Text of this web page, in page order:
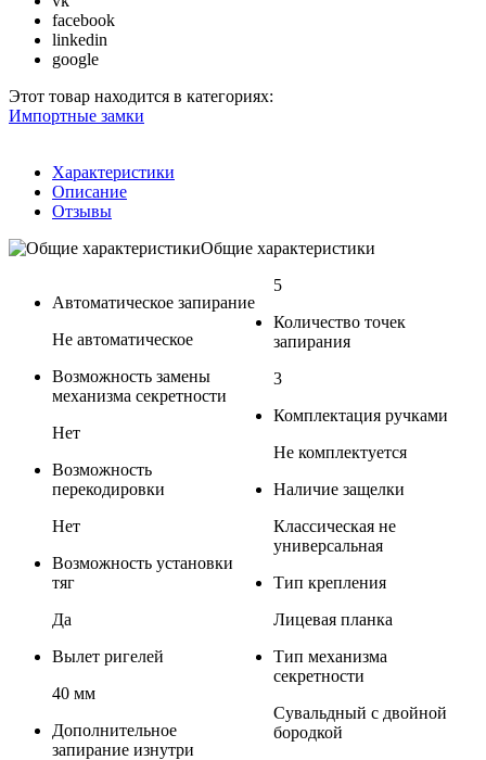
facebook
linkedin
google
Этот товар находится в категориях:
Импортные замки
Характеристики
Описание
Отзывы
Общие характеристики
Автоматическое запирание
Не автоматическое
Возможность замены
механизма секретности
Нет
Возможность
перекодировки
Нет
Возможность установки
тяг
Да
Вылет ригелей
40 мм
Дополнительное
запирание изнутри
5
Количество точек
запирания
3
Комплектация ручками
Не комплектуется
Наличие защелки
Классическая не
универсальная
Тип крепления
Лицевая планка
Тип механизма
секретности
Сувальдный с двойной
бородкой